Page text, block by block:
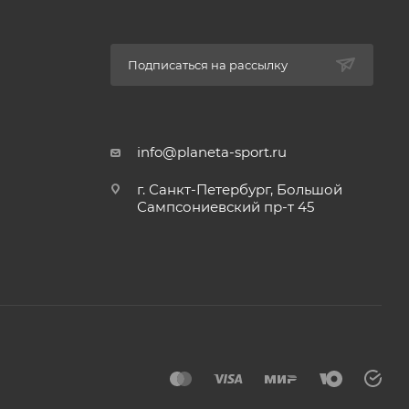
Подписаться на рассылку
info@planeta-sport.ru
г. Санкт-Петербург, Большой
Сампсониевский пр-т 45